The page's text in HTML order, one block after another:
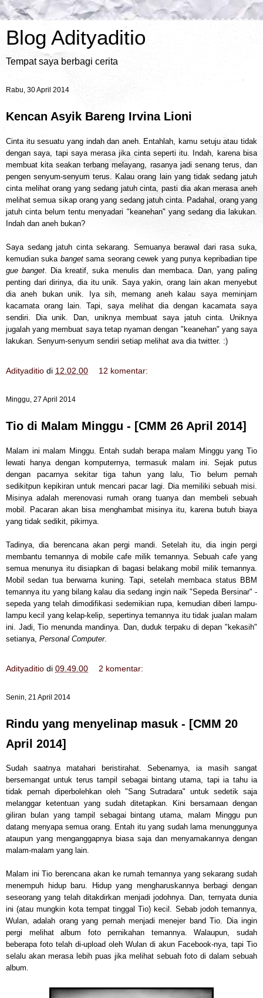
Blog Adityaditio
Tempat saya berbagi cerita
Rabu, 30 April 2014
Kencan Asyik Bareng Irvina Lioni
Cinta itu sesuatu yang indah dan aneh. Entahlah, kamu setuju atau tidak
dengan saya, tapi saya merasa jika cinta seperti itu. Indah, karena bisa
membuat kita seakan terbang melayang, rasanya jadi senang terus, dan
pengen senyum-senyum terus. Kalau orang lain yang tidak sedang jatuh
cinta melihat orang yang sedang jatuh cinta, pasti dia akan merasa aneh
melihat semua sikap orang yang sedang jatuh cinta. Padahal, orang yang
jatuh cinta belum tentu menyadari "keanehan" yang sedang dia lakukan.
Indah dan aneh bukan?
Saya sedang jatuh cinta sekarang. Semuanya berawal dari rasa suka,
kemudian suka bangetsama seorang cewek yang punya kepribadian tipe
gue banget . Dia kreatif, suka menulis dan membaca. Dan, yang paling
penting dari dirinya, dia itu unik. Saya yakin, orang lain akan menyebut
dia aneh bukan unik. Iya sih, memang aneh kalau saya meminjam
kacamata orang lain. Tapi, saya melihat dia dengan kacamata saya
sendiri. Dia unik. Dan, uniknya membuat saya jatuh cinta. Uniknya
jugalah yang membuat saya tetap nyaman dengan "keanehan" yang saya
lakukan. Senyum-senyum sendiri setiap melihat ava dia twitter. :)
Adityaditio di 12.02.00 12 komentar:
Minggu, 27 April 2014
Tio di Malam Minggu - [CMM 26 April 2014]
Malam ini malam Minggu. Entah sudah berapa malam Minggu yang Tio
lewati hanya dengan komputernya, termasuk malam ini. Sejak putus
dengan pacarnya sekitar tiga tahun yang lalu, Tio belum pernah
sedikitpun kepikiran untuk mencari pacar lagi. Dia memiliki sebuah misi.
Misinya adalah merenovasi rumah orang tuanya dan membeli sebuah
mobil. Pacaran akan bisa menghambat misinya itu, karena butuh biaya
yang tidak sedikit, pikirnya.
Tadinya, dia berencana akan pergi mandi. Setelah itu, dia ingin pergi
membantu temannya di mobile cafe milik temannya. Sebuah cafe yang
semua menunya itu disiapkan di bagasi belakang mobil milik temannya.
Mobil sedan tua berwarna kuning. Tapi, setelah membaca status BBM
temannya itu yang bilang kalau dia sedang ingin naik "Sepeda Bersinar" -
sepeda yang telah dimodifikasi sedemikian rupa, kemudian diberi lampu-
lampu kecil yang kelap-kelip, sepertinya temannya itu tidak jualan malam
ini. Jadi, Tio menunda mandinya. Dan, duduk terpaku di depan "kekasih"
setianya, Personal Computer.
Adityaditio di 09.49.00 2 komentar:
Senin, 21 April 2014
Rindu yang menyelinap masuk - [CMM 20
April 2014]
Sudah saatnya matahari beristirahat. Sebenarnya, ia masih sangat
bersemangat untuk terus tampil sebagai bintang utama, tapi ia tahu ia
tidak pernah diperbolehkan oleh "Sang Sutradara" untuk sedetik saja
melanggar ketentuan yang sudah ditetapkan. Kini bersamaan dengan
giliran bulan yang tampil sebagai bintang utama, malam Minggu pun
datang menyapa semua orang. Entah itu yang sudah lama menunggunya
ataupun yang menganggapnya biasa saja dan menyamakannya dengan
malam-malam yang lain.
Malam ini Tio berencana akan ke rumah temannya yang sekarang sudah
menempuh hidup baru. Hidup yang mengharuskannya berbagi dengan
seseorang yang telah ditakdirkan menjadi jodohnya. Dan, ternyata dunia
ini (atau mungkin kota tempat tinggal Tio) kecil. Sebab jodoh temannya,
Wulan, adalah orang yang pernah menjadi menejer band Tio. Dia ingin
pergi melihat album foto pernikahan temannya. Walaupun, sudah
beberapa foto telah di-upload oleh Wulan di akun Facebook-nya, tapi Tio
selalu akan merasa lebih puas jika melihat sebuah foto di dalam sebuah
album.